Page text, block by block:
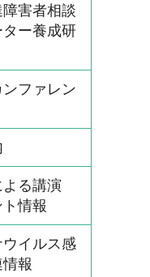
害者相談
ー養成研
ファレン
る講演
情報
イルス感
報